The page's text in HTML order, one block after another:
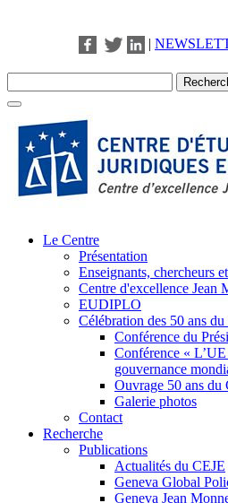
|
Le Centre
Présentation
Enseignants, chercheurs
Centre d'excellence Jean
EUDIPLO
Célébration des 50 ans du
Conférence du
Conférence «
gouvernance
Ouvrage 50 ans du
Galerie photos
Contact
Recherche
Publications
Actualités du CEJE
Geneva Global
Geneva Jean